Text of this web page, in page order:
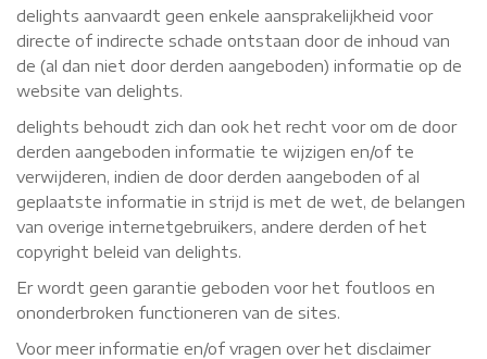
delights aanvaardt geen enkele aansprakelijkheid voor
directe of indirecte schade ontstaan door de inhoud van
de (al dan niet door derden aangeboden) informatie op de
website van delights.
delights behoudt zich dan ook het recht voor om de door
derden aangeboden informatie te wijzigen en/of te
verwijderen, indien de door derden aangeboden of al
geplaatste informatie in strijd is met de wet, de belangen
van overige internetgebruikers, andere derden of het
copyright beleid van delights.
Er wordt geen garantie geboden voor het foutloos en
ononderbroken functioneren van de sites.
Voor meer informatie en/of vragen over het disclaimer